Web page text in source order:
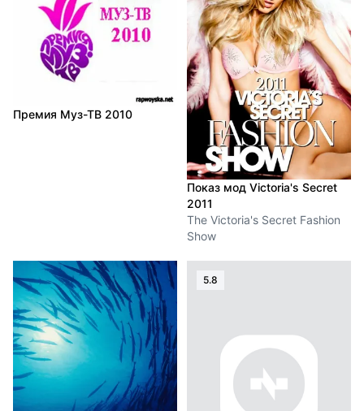
Премия Муз-ТВ 2010
Показ мод Victoria's Secret
2011
The Victoria's Secret Fashion
Show
5.8